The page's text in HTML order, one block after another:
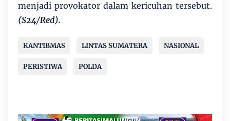
menjadi provokator dalam kericuhan tersebut.
(S24/Red).
KANTIBMAS LINTAS SUMATERA NASIONAL
PERISTIWA POLDA